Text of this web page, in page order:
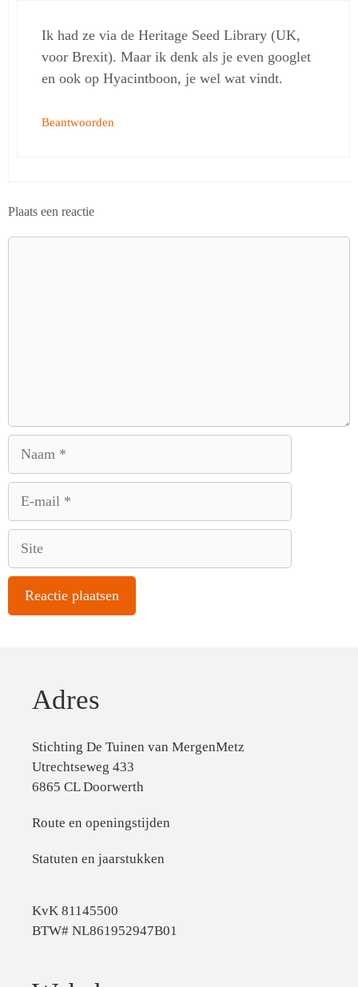
Ik had ze via de Heritage Seed Library (UK,
voor Brexit). Maar ik denk als je even googlet
en ook op Hyacintboon, je wel wat vindt.
Beantwoorden
Plaats een reactie
Adres
Stichting De Tuinen van MergenMetz
Utrechtseweg 433
6865 CL Doorwerth
Route en openingstijden
Statuten en jaarstukken
KvK 81145500
BTW# NL861952947B01